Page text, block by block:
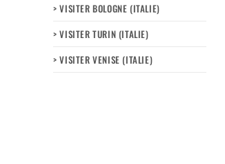
> VISITER BOLOGNE (ITALIE)
> VISITER TURIN (ITALIE)
> VISITER VENISE (ITALIE)